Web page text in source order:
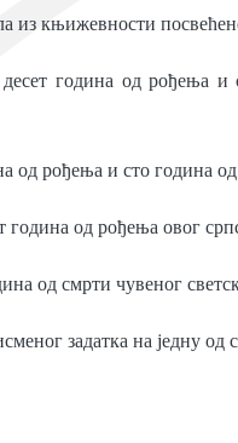
књижевности посвећено
година од рођења
од рођења и сто година
од рођења овог
од смрти чувеног
задатка на једну од